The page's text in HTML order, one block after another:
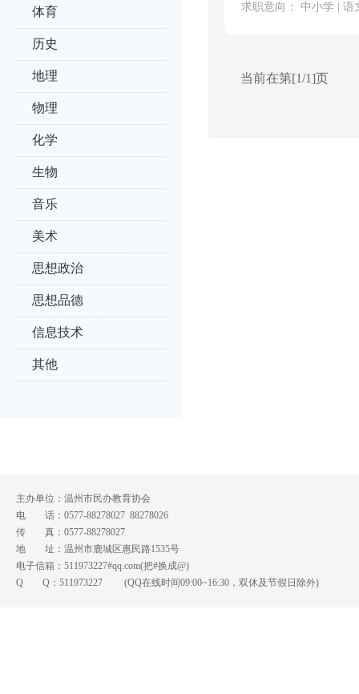
体育
历史
地理
物理
化学
生物
音乐
美术
思想政治
思想品德
信息技术
其他
求职意向： 中小学 | 语
当前在第[1/1]页
主办单位：温州市民办教育协会
电 话：0577-88278027 88278026
传 真：0577-88278027
地 址：温州市鹿城区惠民路1535号
电子信箱：511973227#qq.com(把#换成@)
Q Q： 511973227 (QQ在线时间09:00~16:30，双休及节假日除外)